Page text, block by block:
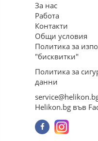
За нас
Работа
Контакти
Общи условия
Политика за
"бисквитки"
Политика за
данни
Helikon.bg във